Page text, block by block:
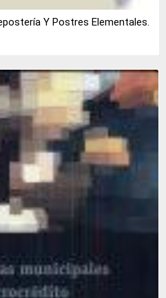
Y Postres Elementales.